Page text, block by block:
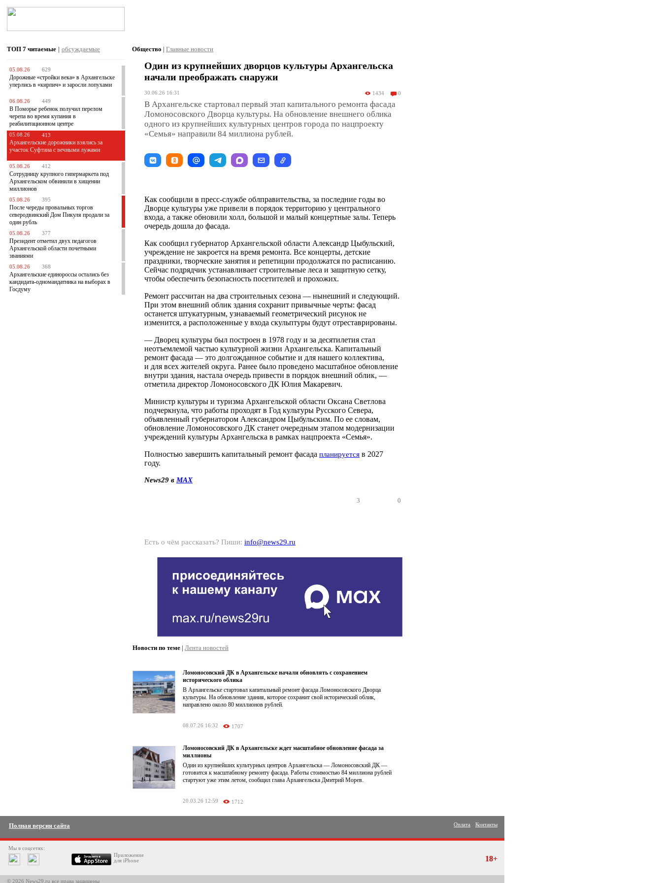
ТОП 7 читаемые | обсуждаемые
05.08.26 629
Дорожные «стройки века» в Архангельске
уперлись в «кирпич» и заросли лопухами
06.08.26 449
В Поморье ребенок получил перелом
черепа во время купания в
реабилитационном центре
05.08.26 413
Архангельские дорожники взялись за
участок Суфтина с вечными лужами
05.08.26 412
Сотрудницу крупного гипермаркета под
Архангельском обвинили в хищении
миллионов
05.08.26 395
После череды провальных торгов
северодвинский Дом Пикуля продали за
один рубль
05.08.26 377
Президент отметил двух педагогов
Архангельской области почетными
званиями
05.08.26 368
Архангельские единороссы остались без
кандидата-одномандатника на выборах в
Госдуму
Общество | Главные новости
Один из крупнейших дворцов культуры Архангельска
начали преображать снаружи
30.06.26 16:31 1434 0
В Архангельске стартовал первый этап капитального ремонта фасада
Ломоносовского Дворца культуры. На обновление внешнего облика
одного из крупнейших культурных центров города по нацпроекту
«Семья» направили 84 миллиона рублей.
Как сообщили в пресс-службе облправительства, за последние годы во
Дворце культуры уже привели в порядок территорию у центрального
входа, а также обновили холл, большой и малый концертные залы. Теперь
очередь дошла до фасада.
Как сообщил губернатор Архангельской области Александр Цыбульский,
учреждение не закроется на время ремонта. Все концерты, детские
праздники, творческие занятия и репетиции продолжатся по расписанию.
Сейчас подрядчик устанавливает строительные леса и защитную сетку,
чтобы обеспечить безопасность посетителей и прохожих.
Ремонт рассчитан на два строительных сезона — нынешний и следующий.
При этом внешний облик здания сохранит привычные черты: фасад
останется штукатурным, узнаваемый геометрический рисунок не
изменится, а расположенные у входа скульптуры будут отреставрированы.
— Дворец культуры был построен в 1978 году и за десятилетия стал
неотъемлемой частью культурной жизни Архангельска. Капитальный
ремонт фасада — это долгожданное событие и для нашего коллектива,
и для всех жителей округа. Ранее было проведено масштабное обновление
внутри здания, настала очередь привести в порядок внешний облик, —
отметила директор Ломоносовского ДК Юлия Макаревич.
Министр культуры и туризма Архангельской области Оксана Светлова
подчеркнула, что работы проходят в Год культуры Русского Севера,
объявленный губернатором Александром Цыбульским. По ее словам,
обновление Ломоносовского ДК станет очередным этапом модернизации
учреждений культуры Архангельска в рамках нацпроекта «Семья».
Полностью завершить капитальный ремонт фасада планируется в 2027
году.
News29 в MAX
3 0
Есть о чём рассказать? Пиши: info@news29.ru
Новости по теме | Лента новостей
Ломоносовский ДК в Архангельске начали обновлять с сохранением
исторического облика
В Архангельске стартовал капитальный ремонт фасада Ломоносовского Дворца
культуры. На обновление здания, которое сохранит свой исторический облик,
направлено около 80 миллионов рублей.
08.07.26 16:32 1707
Ломоносовский ДК в Архангельске ждет масштабное обновление фасада за
миллионы
Один из крупнейших культурных центров Архангельска — Ломоносовский ДК —
готовится к масштабному ремонту фасада. Работы стоимостью 84 миллиона рублей
стартуют уже этим летом, сообщил глава Архангельска Дмитрий Морев.
20.03.26 12:59 1712
Полная версия сайта Оплата Контакты
Мы в соцсетях:
Приложение
для iPhone
18+
© 2026 News29.ru все права защищены